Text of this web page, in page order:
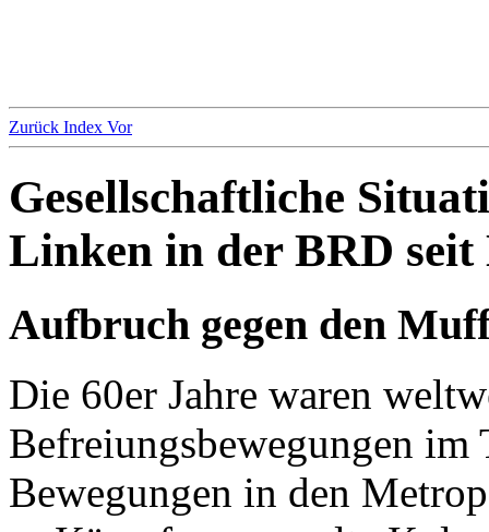
Zurück Index Vor
Gesellschaftliche
Linken in der BRD seit
Aufbruch gegen den
Die 60er Jahre waren
Befreiungsbewegungen
Bewegungen in den